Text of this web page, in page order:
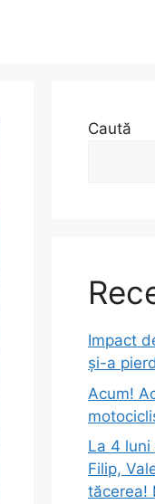
Caută
Impact
și-a
Acum!
La 4
Filip,
tăcerea!